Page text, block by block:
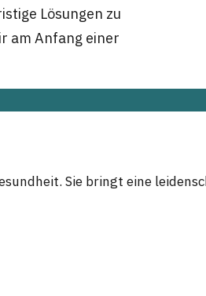
Lösungen zu
am Anfang einer
Sie bringt eine